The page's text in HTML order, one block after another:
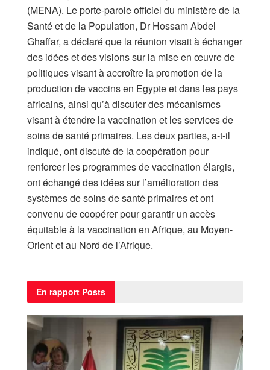
(MENA). Le porte-parole officiel du ministère de la
Santé et de la Population, Dr Hossam Abdel
Ghaffar, a déclaré que la réunion visait à échanger
des idées et des visions sur la mise en œuvre de
politiques visant à accroître la promotion de la
production de vaccins en Egypte et dans les pays
africains, ainsi qu’à discuter des mécanismes
visant à étendre la vaccination et les services de
soins de santé primaires. Les deux parties, a-t-il
indiqué, ont discuté de la coopération pour
renforcer les programmes de vaccination élargis,
ont échangé des idées sur l’amélioration des
systèmes de soins de santé primaires et ont
convenu de coopérer pour garantir un accès
équitable à la vaccination en Afrique, au Moyen-
Orient et au Nord de l’Afrique.
En rapport Posts